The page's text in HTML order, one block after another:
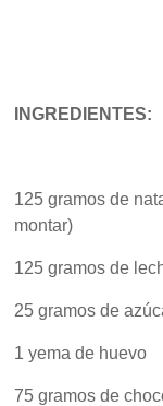
INGREDIENTES:
125 gramos de
montar)
125 gramos de
25 gramos de
1 yema de huevo
75 gramos de